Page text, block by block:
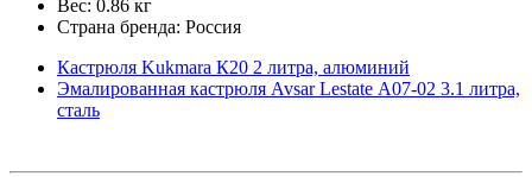
Вес: 0.86 кг
Страна бренда: Россия
Кастрюля Kukmara К20 2 литра, алюминий
Эмалированная кастрюля Avsar Lestate А07-02 3.1 литра,
сталь